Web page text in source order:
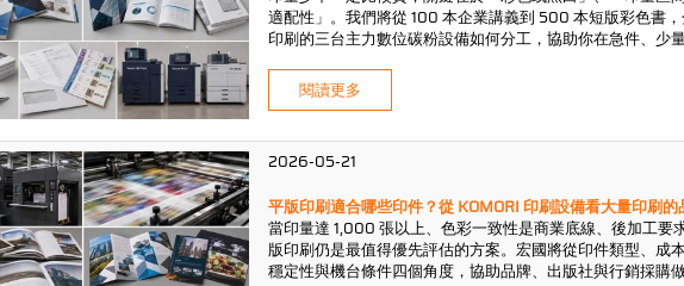
適配性」。我們將從 100 本企業講義到 500 本短版彩色書
印刷的三台主力數位碳粉設備如何分工，協助你在急件、少
閱讀更多
2026-05-21
平版印刷適合哪些印件？從 KOMORI 印刷設備看大量印刷
當印量達 1,000 張以上、色彩一致性是商業底線、後加工要
版印刷仍是最值得優先評估的方案。宏國將從印件類型、成
穩定性與機台條件四個角度，協助品牌、出版社與行銷採購